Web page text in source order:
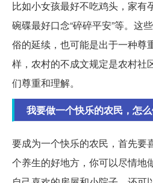
比如小女孩最好不吃鸡头，家有
碗碟最好口念“碎碎平安”等。这
俗的延续，也可能是出于一种尊
样，农村的不成文规定是农村社
们尊重和理解。
我要做一个快乐的农民，怎
要成为一个快乐的农民，首先要
个养生的好地方，你可以尽情地